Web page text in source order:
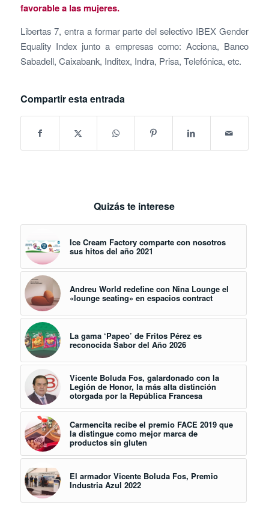
favorable a las mujeres.
Libertas 7, entra a formar parte del selectivo IBEX Gender
Equality Index junto a empresas como: Acciona, Banco
Sabadell, Caixabank, Inditex, Indra, Prisa, Telefónica, etc.
Compartir esta entrada
Quizás te interese
Ice Cream Factory comparte con nosotros
sus hitos del año 2021
Andreu World redefine con Nina Lounge el
«lounge seating» en espacios contract
La gama ‘Papeo’ de Fritos Pérez es
reconocida Sabor del Año 2026
Vicente Boluda Fos, galardonado con la
Legión de Honor, la más alta distinción
otorgada por la República Francesa
Carmencita recibe el premio FACE 2019 que
la distingue como mejor marca de
productos sin gluten
El armador Vicente Boluda Fos, Premio
Industria Azul 2022